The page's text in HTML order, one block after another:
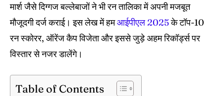
Venues
Blog
Contact Us
Venues
Blog
Contact Us
मार्श जैसे दिग्गज बल्लेबाजों ने भी रन तालिका में अपनी मजबूत
मौजूदगी दर्ज कराई। इस लेख में हमआईपीएल 2025के टॉप-10
रन स्कोरर, ऑरेंज कैप विजेता और इससे जुड़े अहम रिकॉर्ड्स पर
विस्तार से नजर डालेंगे।
Table of Contents